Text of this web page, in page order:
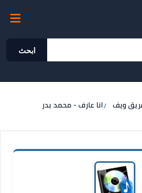
ابحث
ويف انا عارف - محمد بدر